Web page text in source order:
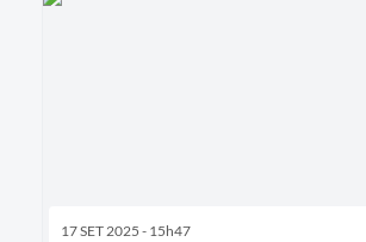
17 SET 2025 - 15h47